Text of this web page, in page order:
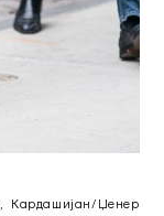
Кардашијан/Џенер